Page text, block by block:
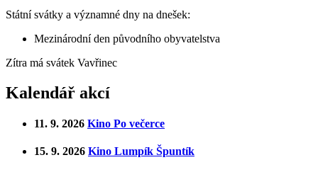
Státní svátky a významné dny na dnešek:
Mezinárodní den původního obyvatelstva
Zítra má svátek Vavřinec
Kalendář akcí
11. 9. 2026 Kino Po večerce
15. 9. 2026 Kino Lumpík Špuntík